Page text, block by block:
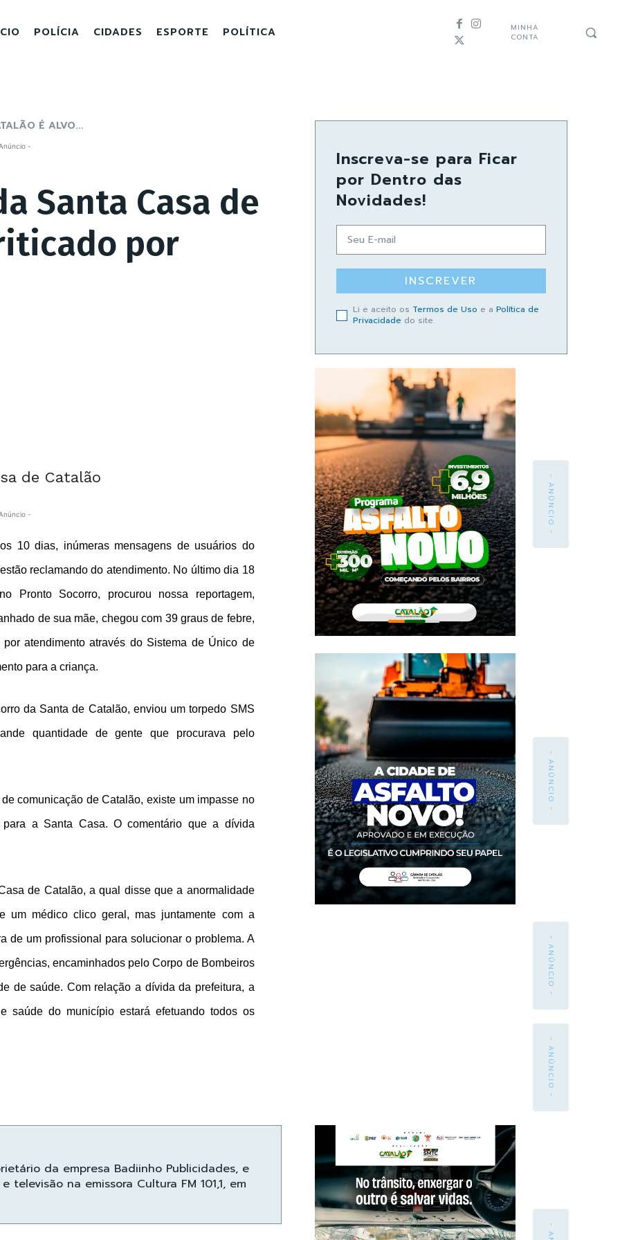
POLÍCIA CIDADES ESPORTE POLÍTICA
MINHA
CONTA
É ALVO...
-
Santa Casa de
por
-
10 dias, inúmeras mensagens de usuários do
reclamando do atendimento. No último dia 18
Pronto Socorro, procurou nossa reportagem,
de sua mãe, chegou com 39 graus de febre,
atendimento através do Sistema de Único de
para a criança.
da Santa de Catalão, enviou um torpedo SMS
quantidade de gente que procurava pelo
comunicação de Catalão, existe um impasse no
a Santa Casa. O comentário que a dívida
de Catalão, a qual disse que a anormalidade
um médico clico geral, mas juntamente com a
de um profissional para solucionar o problema. A
encaminhados pelo Corpo de Bombeiros
de saúde. Com relação a dívida da prefeitura, a
saúde do município estará efetuando todos os
da empresa Badiinho Publicidades, e
na emissora Cultura FM 101,1, em
Inscreva-se para Ficar
por Dentro das
Novidades!
INSCREVER
Li e aceito os Termos de Uso e a Política de
Privacidade do site.
- ANÚNCIO -
- ANÚNCIO -
- ANÚNCIO -
- ANÚNCIO -